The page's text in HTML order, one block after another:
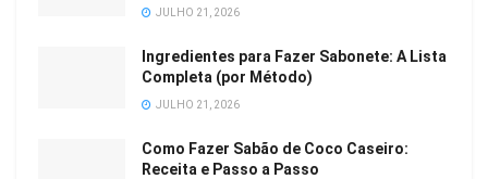
JULHO 21, 2026
Ingredientes para Fazer Sabonete: A Lista
Completa (por Método)
JULHO 21, 2026
Como Fazer Sabão de Coco Caseiro:
Receita e Passo a Passo